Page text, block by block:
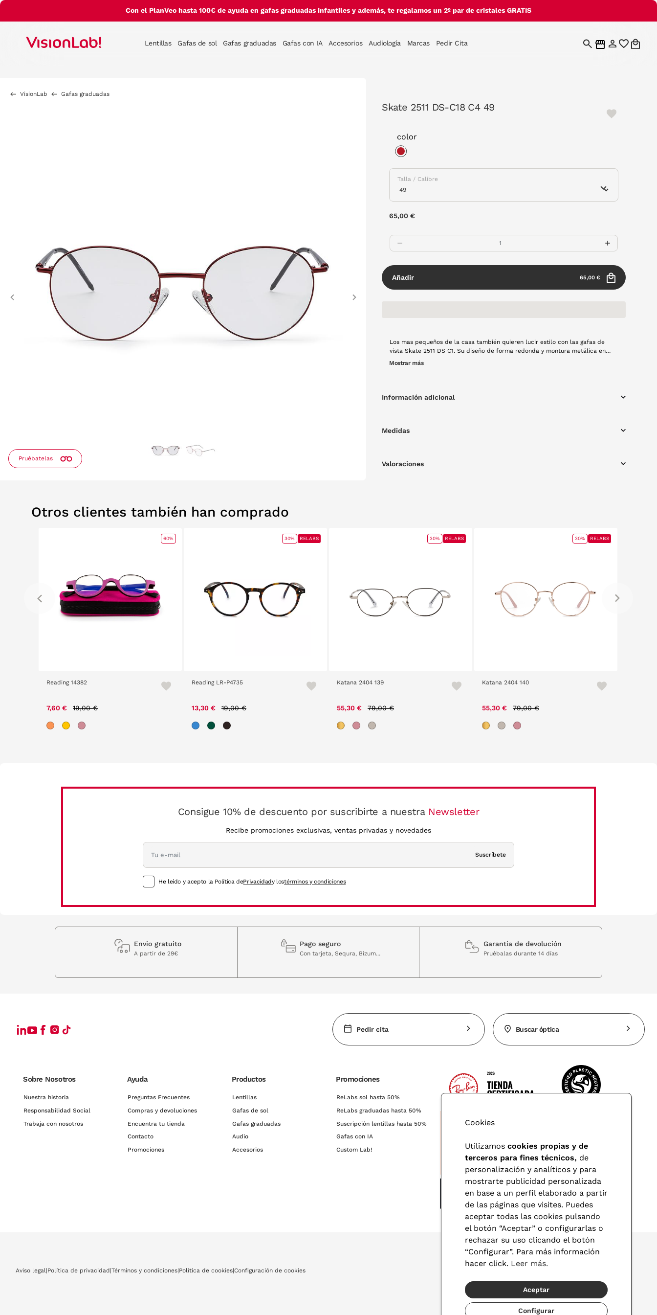
Con el PlanVeo hasta 100€ de ayuda en gafas graduadas infantiles y además, te regalamos un 2º par de cristales GRATIS
Lentillas Gafas de sol Gafas graduadas Gafas con IA Accesorios Audiología Marcas Pedir Cita
VisionLab Gafas graduadas
Pruébatelas
Previous
Skate 2511 DS-C18 C4 49
color
Talla / Calibre
65,00 €
Añadir 65,00 €
Los mas pequeños de la casa también quieren lucir estilo con las gafas de
vista Skate 2511 DS C1. Su diseño de forma redonda y montura metálica en
color negro aporta un look moderno y versátil, perfecto para el día a día.
Mostrar más
Información adicional
Medidas
Valoraciones
Otros clientes también han comprado
Reading 14382
7,60 € 19,00 €
60%
Reading LR-P4735
13,30 € 19,00 €
30% RELABS
Katana 2404 139
55,30 € 79,00 €
30% RELABS
Katana 2404 140
55,30 € 79,00 €
30% RELABS
Consigue 10% de descuento por suscribirte a nuestra Newsletter
Recibe promociones exclusivas, ventas privadas y novedades
Suscríbete
He leído y acepto la Política dePrivacidady lostérminos y condiciones
Envio gratuito
A partir de 29€
Pago seguro
Con tarjeta, Sequra, Bizum...
Garantia de devolución
Pruébalas durante 14 días
Pedir cita Buscar óptica
Sobre Nosotros
Nuestra historia
Responsabilidad Social
Trabaja con nosotros
Ayuda
Preguntas Frecuentes
Compras y devoluciones
Encuentra tu tienda
Contacto
Promociones
Productos
Lentillas
Gafas de sol
Gafas graduadas
Audio
Accesorios
Promociones
ReLabs sol hasta 50%
ReLabs graduadas hasta 50%
Suscripción lentillas hasta 50%
Gafas con IA
Custom Lab!
Aviso legal|Política de privacidad |Términos y condiciones|Política de cookies|Configuración de cookies
© 2026 Visionlab
Cookies
Utilizamos cookies propias y de
terceros para fines técnicos, de
personalización y analíticos y para
mostrarte publicidad personalizada
en base a un perfil elaborado a partir
de las páginas que visites. Puedes
aceptar todas las cookies pulsando
el botón “Aceptar” o configurarlas o
rechazar su uso clicando el botón
“Configurar”. Para más información
hacer click. Leer más.
Aceptar
Configurar